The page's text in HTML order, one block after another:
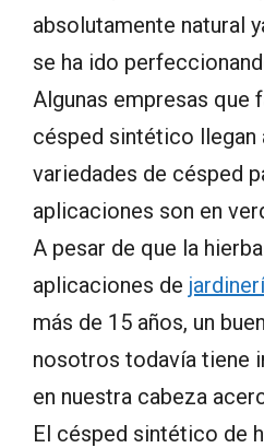
absolutamente natural
se ha ido
Algunas empresas que
césped sintético llegan
variedades de césped
aplicaciones son en
A pesar de que la hierba
aplicaciones de
más de 15 años, un
nosotros todavía tiene
en nuestra cabeza
El césped sintético de